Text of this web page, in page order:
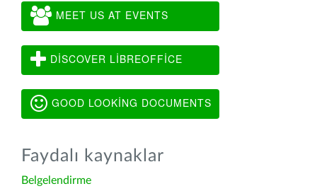
MEET US AT EVENTS
DISCOVER LIBREOFFICE
GOOD LOOKING DOCUMENTS
Faydalı kaynaklar
Belgelendirme